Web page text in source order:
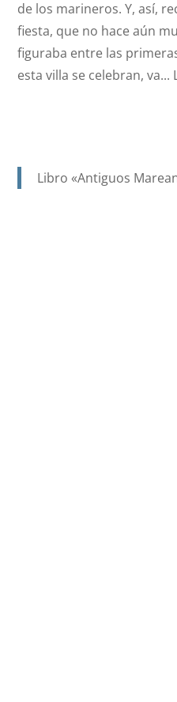
de los marineros. Y, así,
fiesta, que no hace aún
figuraba entre las
esta villa se celebran, va...
Libro «Antiguos